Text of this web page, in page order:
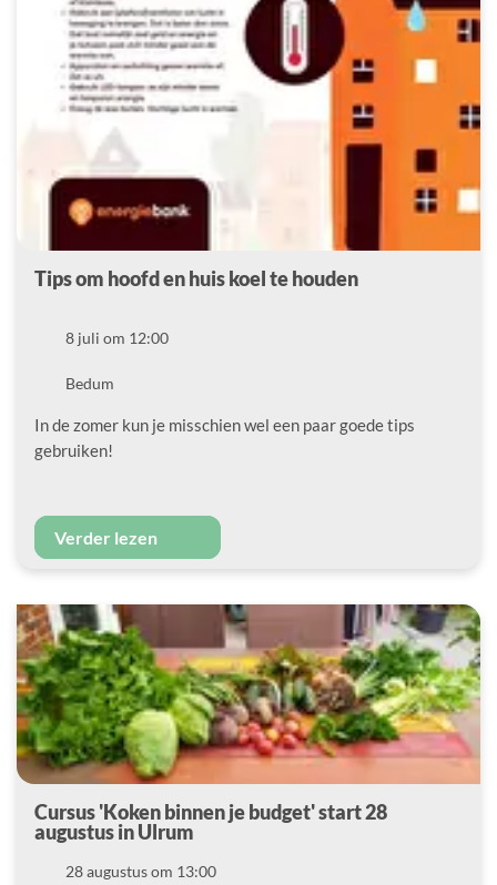
Tips om hoofd en huis koel te houden
Datum8 juli om 12:00
LocatieBedum
In de zomer kun je misschien wel een paar goede tips
gebruiken!
Verder lezen
Cursus 'Koken binnen je budget' start 28
augustus in Ulrum
Datum28 augustus om 13:00